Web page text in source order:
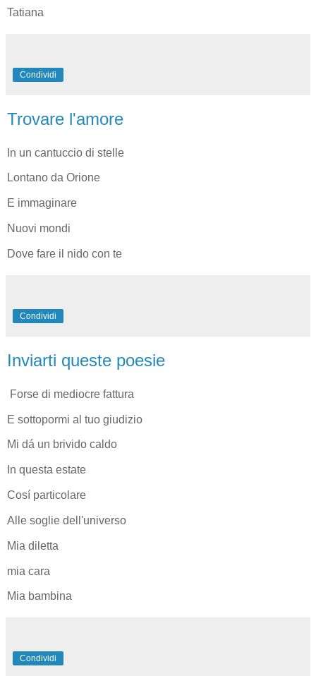
Tatiana
Condividi
Trovare l'amore
In un cantuccio di stelle
Lontano da Orione
E immaginare
Nuovi mondi
Dove fare il nido con te
Condividi
Inviarti queste poesie
Forse di mediocre fattura
E sottopormi al tuo giudizio
Mi dá un brivido caldo
In questa estate
Cosí particolare
Alle soglie dell'universo
Mia diletta
mia cara
Mia bambina
Condividi